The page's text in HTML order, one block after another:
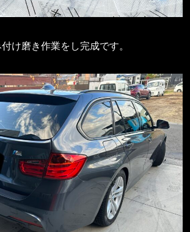
け磨き作業をし完成です。